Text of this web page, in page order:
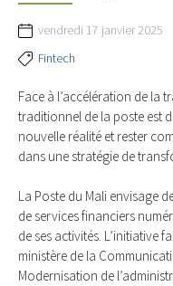
vendredi 17 janvier 2025
Fintech
Face à l’accélération de la
traditionnel de la poste est
nouvelle réalité et rester
dans une stratégie de
La Poste du Mali envisage
de services financiers
de ses activités. L’initiative
ministère de la
Modernisation de